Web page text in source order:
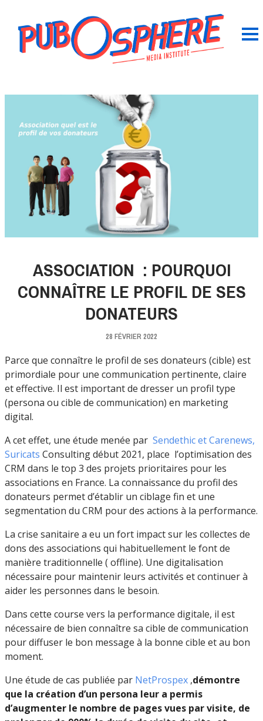
ASSOCIATION : POURQUOI
CONNAÎTRE LE PROFIL DE SES
DONATEURS
28 FÉVRIER 2022
Parce que connaître le profil de ses donateurs (cible) est
primordiale pour une communication pertinente, claire
et effective. Il est important de dresser un profil type
(persona ou cible de communication) en marketing
digital.
A cet effet, une étude menée par Sendethic et Carenews,
Suricats Consulting début 2021, place l’optimisation des
CRM dans le top 3 des projets prioritaires pour les
associations en France. La connaissance du profil des
donateurs permet d’établir un ciblage fin et une
segmentation du CRM pour des actions à la performance.
La crise sanitaire a eu un fort impact sur les collectes de
dons des associations qui habituellement le font de
manière traditionnelle ( offline). Une digitalisation
nécessaire pour maintenir leurs activités et continuer à
aider les personnes dans le besoin.
Dans cette course vers la performance digitale, il est
nécessaire de bien connaître sa cible de communication
pour diffuser le bon message à la bonne cible et au bon
moment.
Une étude de cas publiée par NetProspex ,démontre
que la création d’un persona leur a permis
d’augmenter le nombre de pages vues par visite, de